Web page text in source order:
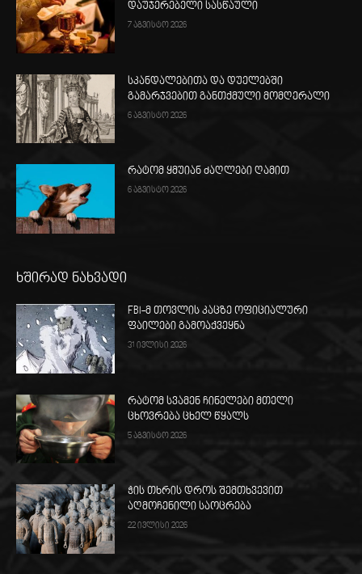
დაუჯერებელი სასწაული
7 აგვისტო 2026
სკანდალებითა და დუელებში
გამარჯვებით განთქმული მომღერალი
6 აგვისტო 2026
რატომ ყმუიან ძაღლები ღამით
6 აგვისტო 2026
ხშირად ნახვადი
FBI-მ თოვლის კაცზე ოფიციალური
ფაილები გამოაქვეყნა
31 ივლისი 2026
რატომ სვამენ ჩინელები მთელი
ცხოვრება ცხელ წყალს
5 აგვისტო 2026
ჭის თხრის დროს შემთხვევით
აღმოჩენილი საოცრება
22 ივლისი 2026